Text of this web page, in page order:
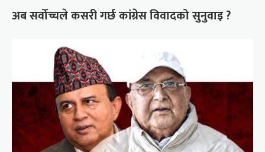
अब सर्वोच्चले कसरी गर्छ कांग्रेस विवादको सुनुवाइ ?